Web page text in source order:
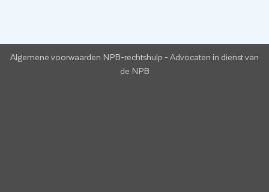
Algemene voorwaarden NPB-rechtshulp - Advocaten in dienst van
de NPB